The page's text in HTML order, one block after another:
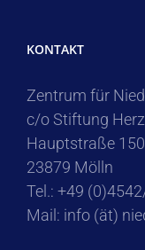
KONTAKT
Zentrum für
c/o Stiftung
Hauptstraße 150
23879 Mölln
Tel.: +49
Mail: info (ät)